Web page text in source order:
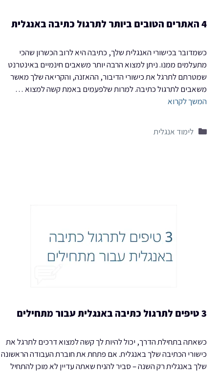
4 האתרים הטובים ביותר לתרגול כתיבה באנגלית
כשמדובר בכישורי האנגלית שלך, כתיבה היא לרוב הכשרון שהכי
מתעלמים ממנו. ניתן למצוא הרבה יותר משאבים חינמיים באינטרנט
שמטרתם לתרגל את כישורי הדיבור, ההאזנה, והקריאה שלך מאשר
משאבים לתרגול כתיבה. למרות שלפעמים באמת קשה למצוא …
המשך לקרוא
קטגוריות
לימוד אנגלית
3 טיפים לתרגול כתיבה באנגלית עבור מתחילים
כשאתה בתחילת הדרך, יכול להיות לך קשה למצוא דרכים לתרגל את
כישורי הכתיבה שלך באנגלית. אם פתחת את חוברת העבודה הראשונה
שלך באנגלית רק השנה – סביר להניח שאתה עדיין לא מוכן להתחיל